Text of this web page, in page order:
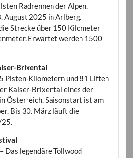
Radrennen der Alpen.
August 2025 in Arlberg.
Strecke über 150 Kilometer
Erwartet werden 1500
Brixental
Pisten-Kilometern und 81 Liften
Kaiser-Brixental eines der
Österreich. Saisonstart ist am
Bis 30. März läuft die
– Das legendäre Tollwood